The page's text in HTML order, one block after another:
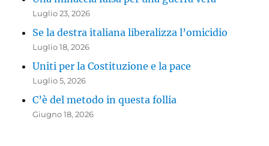
Luglio 23, 2026
Se la destra italiana liberalizza l’omicidio
Luglio 18, 2026
Uniti per la Costituzione e la pace
Luglio 5, 2026
C’è del metodo in questa follia
Giugno 18, 2026